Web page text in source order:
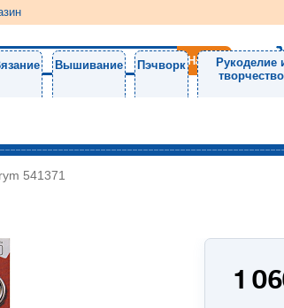
Вышивание Пэчворк
Рукоделие
творчество
541371
1